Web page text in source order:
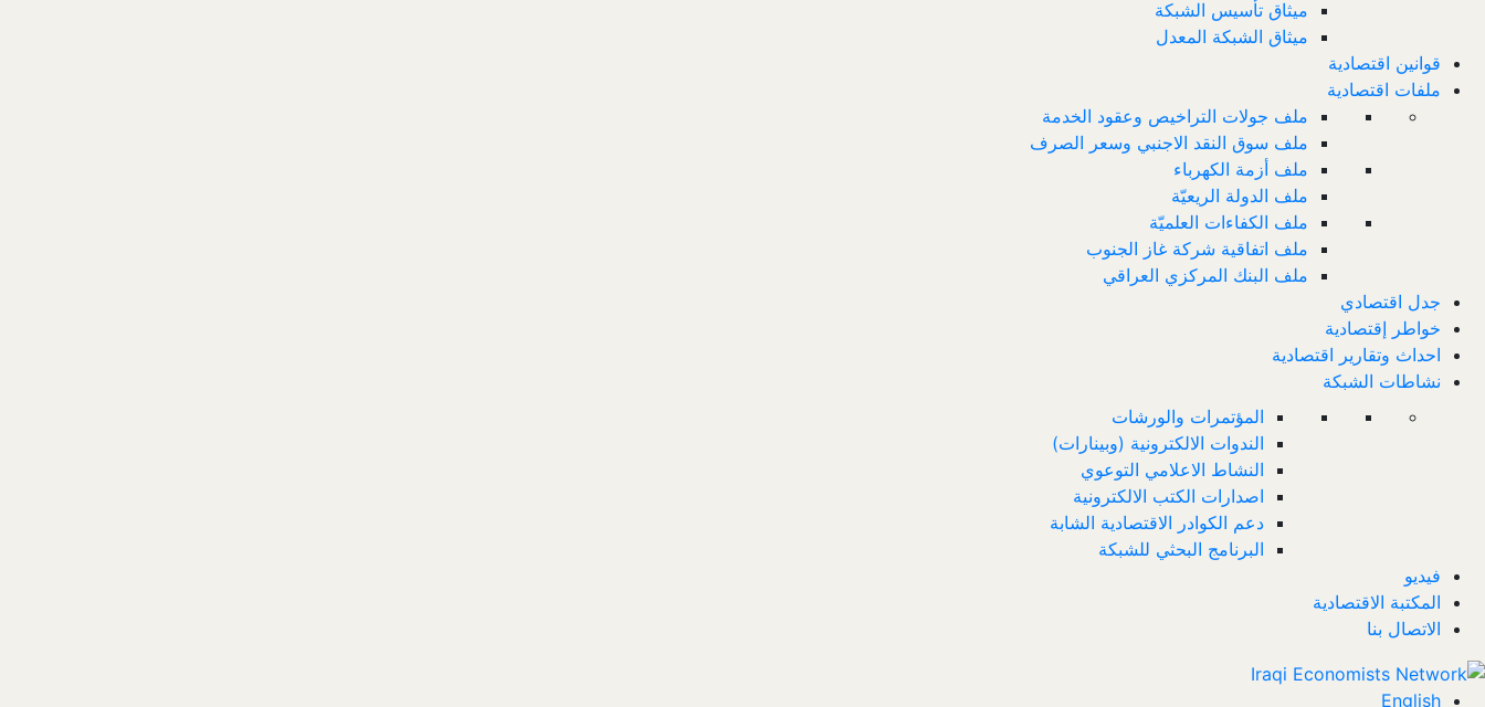
ميثاق تأسيس الشبكة
ميثاق الشبكة المعدل
قوانين اقتصادية
ملفات اقتصادية
ملف جولات التراخيص وعقود الخدمة
ملف سوق النقد الاجنبي وسعر الصرف
ملف أزمة الكهرباء
ملف الدولة الريعيّة
ملف الكفاءات العلميّة
ملف اتفاقية شركة غاز الجنوب
ملف البنك المركزي العراقي
جدل اقتصادي
خواطر إقتصادية
احداث وتقارير اقتصادية
نشاطات الشبكة
المؤتمرات والورشات
الندوات الالكترونية (وبينارات)
النشاط الاعلامي التوعوي
اصدارات الكتب الالكترونية
دعم الكوادر الاقتصادية الشابة
البرنامج البحثي للشبكة
فيديو
المكتبة الاقتصادية
الاتصال بنا
English